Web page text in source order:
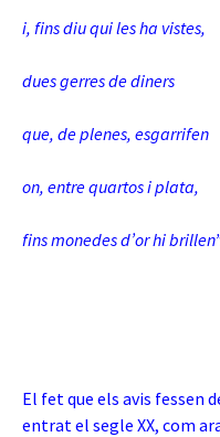
i, fins diu qui les ha vistes,
dues gerres de diners
que, de plenes, esgarrifen
on, entre quartos i plata,
fins monedes d’or hi
El fet que els avis fessen
entrat el segle XX, com